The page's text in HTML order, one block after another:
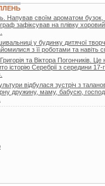
Напував своїм ароматом
зафіксував на плівку
у будинку дитячої
з її роботами та
та Віктора Погончиків.
історію Серебрії з середини
відбулася зустріч з
дружину, маму, бабусю,